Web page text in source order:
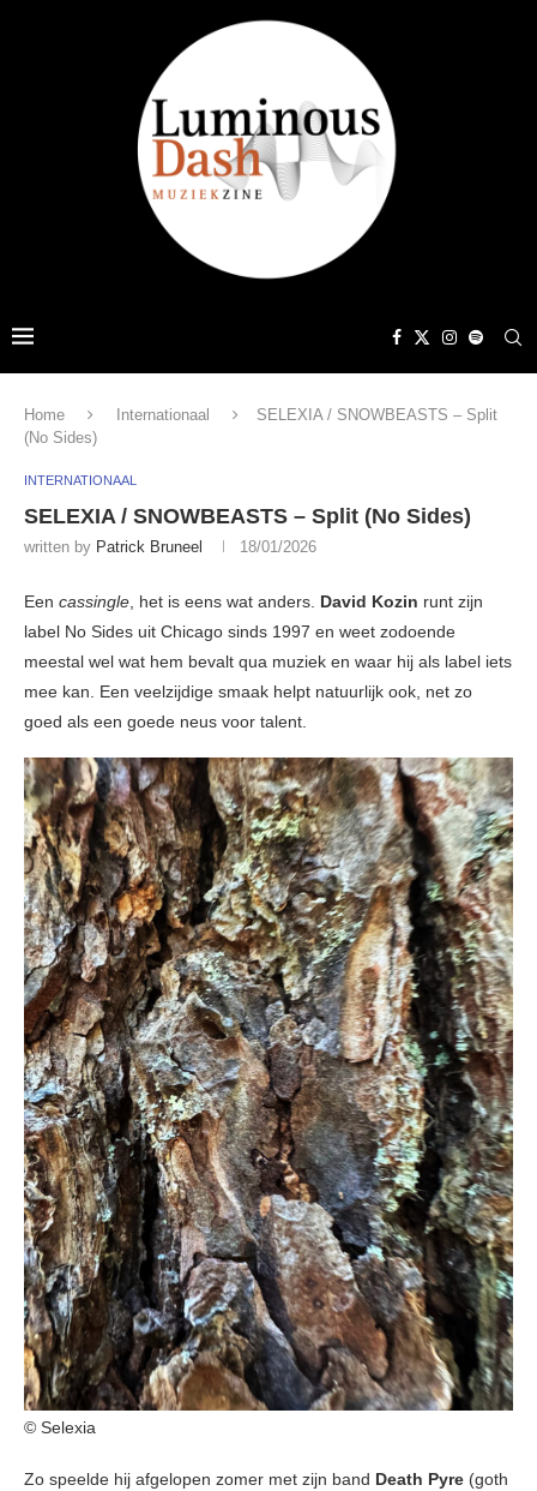
Home Internationaal
SELEXIA / SNOWBEASTS – Split
(No Sides)
INTERNATIONAAL
SELEXIA / SNOWBEASTS – Split (No Sides)
written by Patrick Bruneel 18/01/2026
Een cassingle, het is eens wat anders. David Kozin runt zijn
label No Sides uit Chicago sinds 1997 en weet zodoende
meestal wel wat hem bevalt qua muziek en waar hij als label iets
mee kan. Een veelzijdige smaak helpt natuurlijk ook, net zo
goed als een goede neus voor talent.
© Selexia
Zo speelde hij afgelopen zomer met zijn band Death Pyre (goth